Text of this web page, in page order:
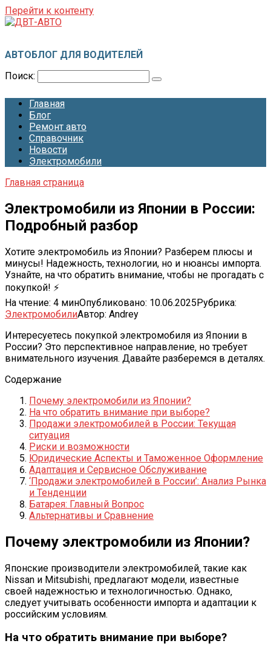
Перейти к контенту
АВТОБЛОГ ДЛЯ ВОДИТЕЛЕЙ
Поиск:
Главная
Блог
Ремонт авто
Справочник
Новости
Электромобили
Главная страница
Электромобили из Японии в России:
Подробный разбор
Хотите электромобиль из Японии? Разберем плюсы и
минусы! Надежность, технологии, но и нюансы импорта.
Узнайте, на что обратить внимание, чтобы не прогадать с
покупкой! ⚡
На чтение: 4 минОпубликовано: 10.06.2025Рубрика:
ЭлектромобилиАвтор: Andrey
Интересуетесь покупкой электромобиля из Японии в
России? Это перспективное направление‚ но требует
внимательного изучения. Давайте разберемся в деталях.
Содержание
Почему электромобили из Японии?
На что обратить внимание при выборе?
Продажи электромобилей в России: Текущая
ситуация
Риски и возможности
Юридические Аспекты и Таможенное Оформление
Адаптация и Сервисное Обслуживание
‘Продажи электромобилей в России’: Анализ Рынка
и Тенденции
Батарея: Главный Вопрос
Альтернативы и Сравнение
Почему электромобили из Японии?
Японские производители электромобилей‚ такие как
Nissan и Mitsubishi‚ предлагают модели‚ известные
своей надежностью и технологичностью. Однако‚
следует учитывать особенности импорта и адаптации к
российским условиям.
На что обратить внимание при выборе?